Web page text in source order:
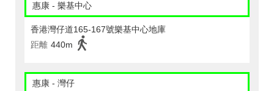
惠康 - 樂基中心
香港灣仔道165-167號樂基中心地庫
距離 440m
惠康 - 灣仔